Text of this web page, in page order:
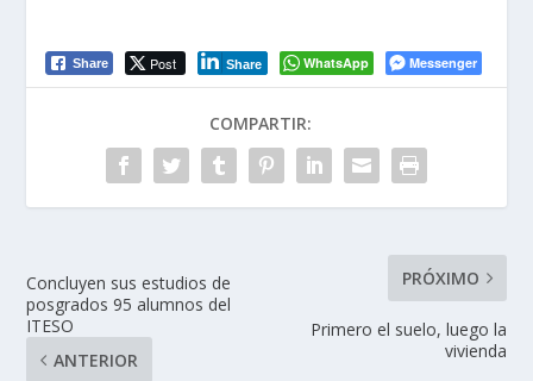
Share Post Share WhatsApp Messenger
COMPARTIR:
Concluyen sus estudios de
posgrados 95 alumnos del
ITESO
ANTERIOR
PRÓXIMO
Primero el suelo, luego la
vivienda